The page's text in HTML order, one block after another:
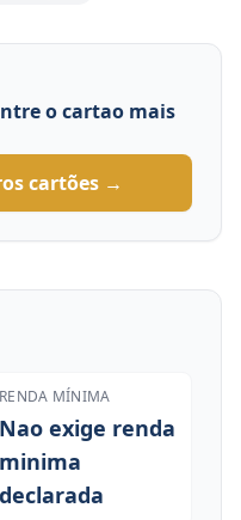
o cartao mais
cartões →
RENDA MÍNIMA
Nao exige renda
minima
declarada